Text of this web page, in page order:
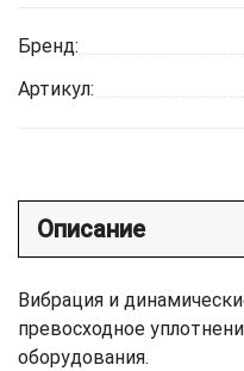
Бренд:
Артикул:
Описание
Вибрация и
превосходное
оборудования.